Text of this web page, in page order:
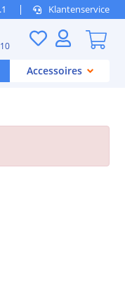
Klantenservice
Accessoires